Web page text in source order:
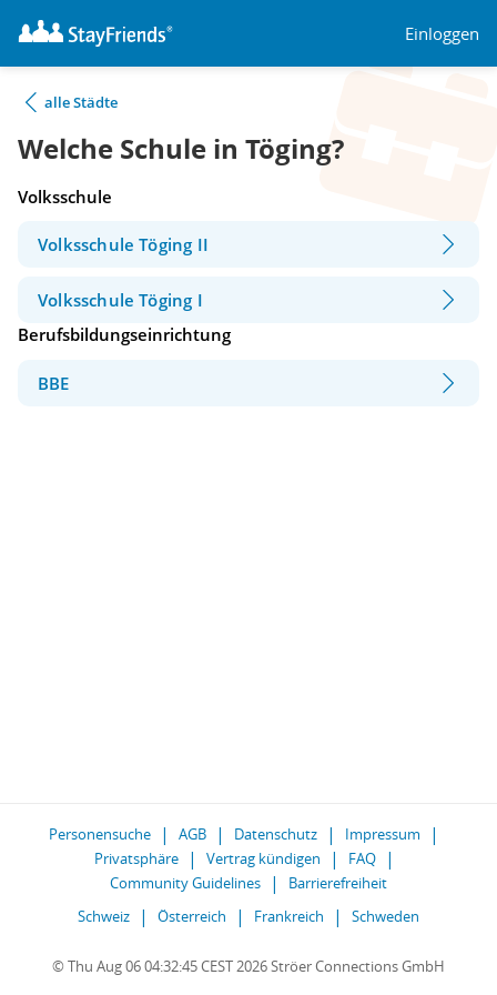
Einloggen
alle Städte
Welche Schule in Töging?
Volksschule
Volksschule Töging II
Volksschule Töging I
Berufsbildungseinrichtung
BBE
Personensuche AGB Datenschutz
Impressum
Privatsphäre
Vertrag kündigen
FAQ
Community Guidelines
Barrierefreiheit
Schweiz
Österreich Frankreich Schweden
© Thu Aug 06 04:32:45 CEST 2026 Ströer Connections GmbH